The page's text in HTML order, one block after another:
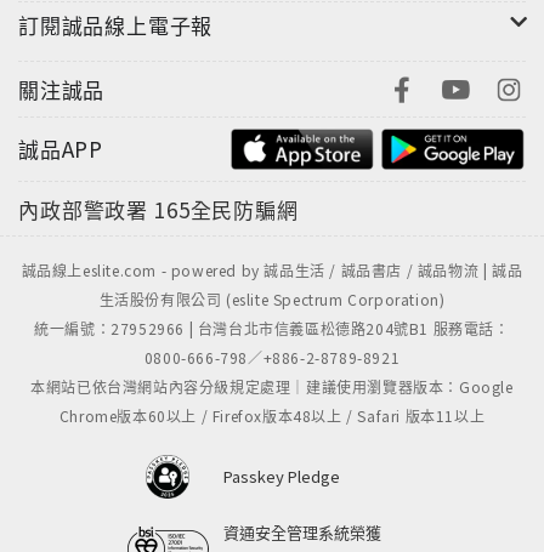
訂閱誠品線上電子報
關注誠品
誠品APP
內政部警政署 165全民防騙網
誠品線上eslite.com - powered by 誠品生活 / 誠品書店 / 誠品物流 | 誠品
生活股份有限公司 (eslite Spectrum Corporation)
統一編號：27952966 | 台灣台北市信義區松德路204號B1 服務電話：
0800-666-798／+886-2-8789-8921
本網站已依台灣網站內容分級規定處理｜建議使用瀏覽器版本：Google
Chrome版本60以上 / Firefox版本48以上 / Safari 版本11以上
Passkey Pledge
資通安全管理系統榮獲